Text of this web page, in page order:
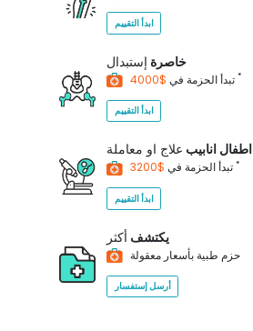
ابدأ التقييم
خاصرة إستبدال
تبدأ الحزمة في *
ابدأ التقييم
اطفال انابيب علاج او معاملة
تبدأ الحزمة في *
ابدأ التقييم
يكتشف أكثر
حزم طبية بأسعار معقولة
أرسل إستفسار